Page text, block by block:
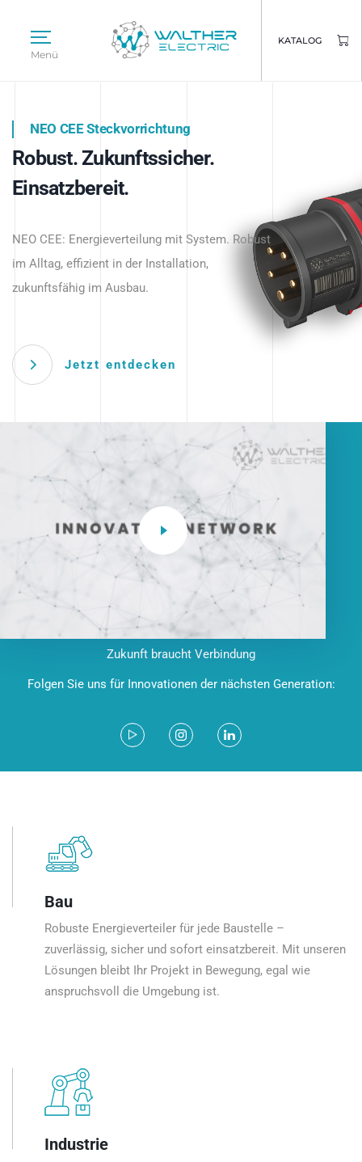
Menü
KATALOG
Intelligente Stromverteilung
beginnt hier.
NEO CEE Steckvorrichtung
Robust. Zukunftssicher.
Einsatzbereit.
NEO CEE: Energieverteilung mit System. Robust
im Alltag, effizient in der Installation,
zukunftsfähig im Ausbau.
Jetzt entdecken
Intelligenz trifft Energie.
Anwendungen – robust, IP-geschützt und
zukunftsfähig.
Zukunft braucht Verbindung
Folgen Sie uns für Innovationen der nächsten Generation:
Bau
Robuste Energieverteiler für jede Baustelle –
zuverlässig, sicher und sofort einsatzbereit. Mit unseren
Lösungen bleibt Ihr Projekt in Bewegung, egal wie
anspruchsvoll die Umgebung ist.
Industrie